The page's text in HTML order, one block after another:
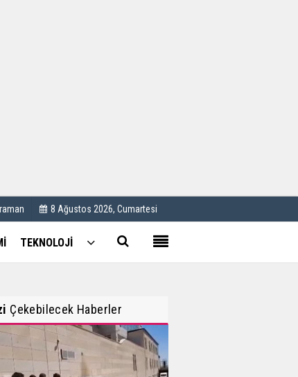
8 Ağustos 2026, Cumartesi
TEKNOLOJİ
Çekebilecek Haberler